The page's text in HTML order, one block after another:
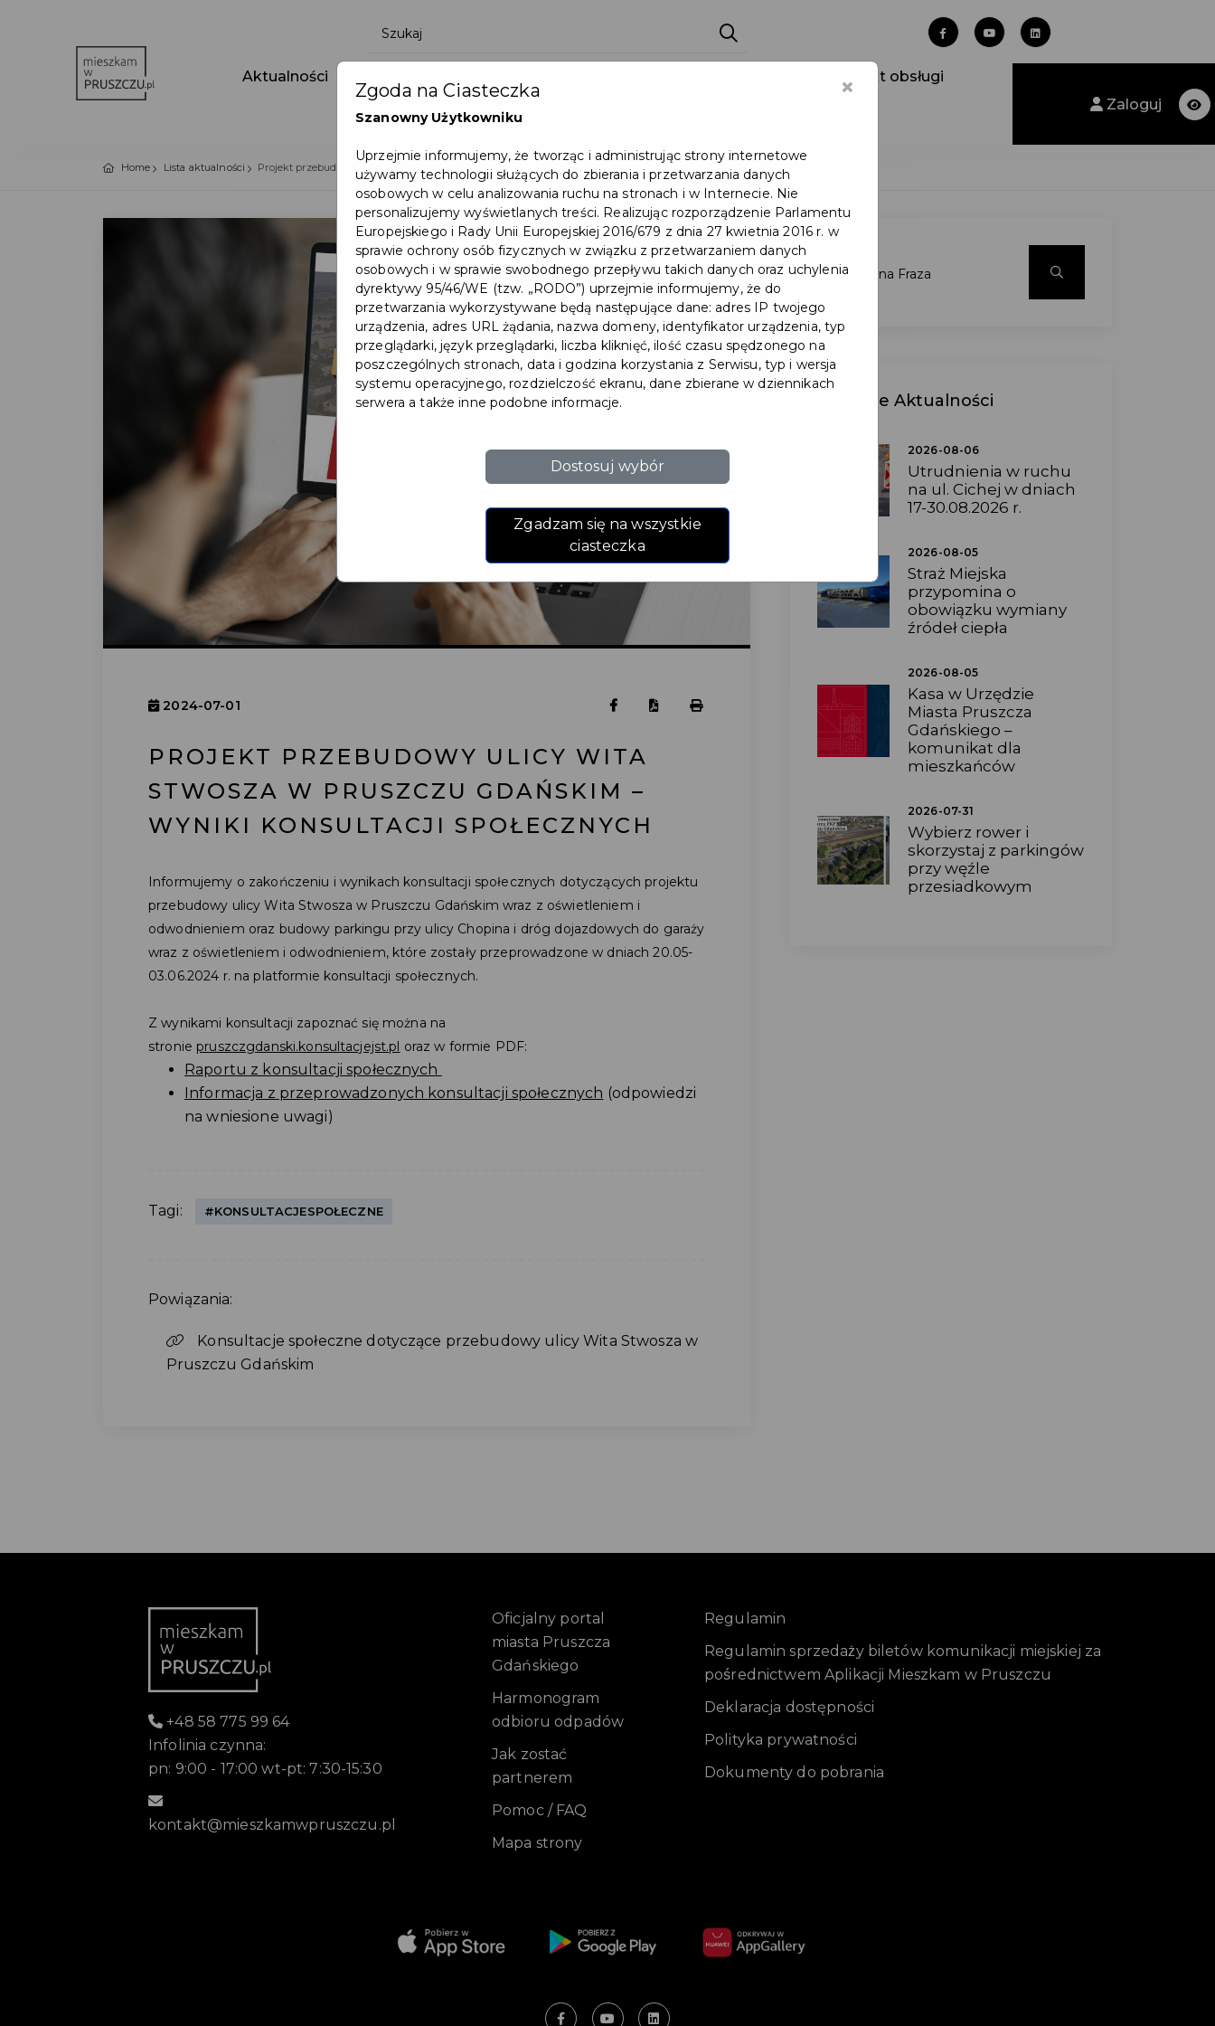
Aktualności Punkt obsługi
Dokumenty
Zaloguj
Home Lista aktualności Projekt przebudowy ulicy Wita Stwosza w Pruszczu Gdańskim – wyniki konsultacji społecznych
2024-07-01
PROJEKT PRZEBUDOWY ULICY WITA
STWOSZA W PRUSZCZU GDAŃSKIM –
WYNIKI KONSULTACJI SPOŁECZNYCH
Informujemy o zakończeniu i wynikach konsultacji społecznych dotyczących projektu
przebudowy ulicy Wita Stwosza w Pruszczu Gdańskim wraz z oświetleniem i
odwodnieniem oraz budowy parkingu przy ulicy Chopina i dróg dojazdowych do garaży
wraz z oświetleniem i odwodnieniem, które zostały przeprowadzone w dniach 20.05-
03.06.2024 r. na platformie konsultacji społecznych.
Z wynikami konsultacji zapoznać się można na
stronie pruszczgdanski.konsultacjejst.pl oraz w formie PDF:
Raportu z konsultacji społecznych
Informacja z przeprowadzonych konsultacji społecznych (odpowiedzi
na wniesione uwagi)
Tagi: #KONSULTACJESPOŁECZNE
Powiązania:
Konsultacje społeczne dotyczące przebudowy ulicy Wita Stwosza w
Pruszczu Gdańskim
Ostatnie Aktualności
2026-08-06
Utrudnienia w ruchu
na ul. Cichej w dniach
17-30.08.2026 r.
2026-08-05
Straż Miejska
przypomina o
obowiązku wymiany
źródeł ciepła
2026-08-05
Kasa w Urzędzie
Miasta Pruszcza
Gdańskiego –
komunikat dla
mieszkańców
2026-07-31
Wybierz rower i
skorzystaj z parkingów
przy węźle
przesiadkowym
+48 58 775 99 64
Infolinia czynna:
pn: 9:00 - 17:00 wt-pt: 7:30-15:30
kontakt@mieszkamwpruszczu.pl
Oficjalny portal
miasta Pruszcza
Gdańskiego
Harmonogram
odbioru odpadów
Jak zostać
partnerem
Pomoc / FAQ
Mapa strony
Regulamin
Regulamin sprzedaży biletów komunikacji miejskiej za
pośrednictwem Aplikacji Mieszkam w Pruszczu
Deklaracja dostępności
Polityka prywatności
Dokumenty do pobrania
×
Zgoda na Ciasteczka
Szanowny Użytkowniku
Uprzejmie informujemy, że tworząc i administrując strony internetowe
używamy technologii służących do zbierania i przetwarzania danych
osobowych w celu analizowania ruchu na stronach i w Internecie. Nie
personalizujemy wyświetlanych treści. Realizując rozporządzenie Parlamentu
Europejskiego i Rady Unii Europejskiej 2016/679 z dnia 27 kwietnia 2016 r. w
sprawie ochrony osób fizycznych w związku z przetwarzaniem danych
osobowych i w sprawie swobodnego przepływu takich danych oraz uchylenia
dyrektywy 95/46/WE (tzw. „RODO”) uprzejmie informujemy, że do
przetwarzania wykorzystywane będą następujące dane: adres IP twojego
urządzenia, adres URL żądania, nazwa domeny, identyfikator urządzenia, typ
przeglądarki, język przeglądarki, liczba kliknięć, ilość czasu spędzonego na
poszczególnych stronach, data i godzina korzystania z Serwisu, typ i wersja
systemu operacyjnego, rozdzielczość ekranu, dane zbierane w dziennikach
serwera a także inne podobne informacje.
Dostosuj wybór
Zgadzam się na wszystkie
ciasteczka